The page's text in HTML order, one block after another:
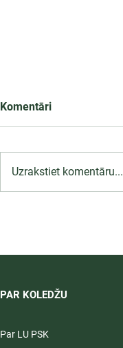
Komentāri
Uzrakstiet komentāru...
PAR KOLEDŽU
Par LU PSK